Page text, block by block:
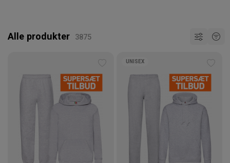
Alle produkter
ønskeliste
UNISEX